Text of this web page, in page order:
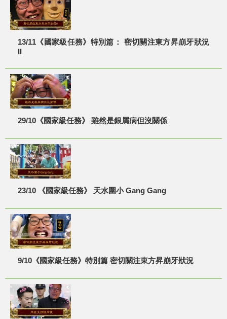
13/11《國家級任務》特別篇： 密切關注東方昇崩牙狀況
II
29/10《國家級任務》 雖然是銀屑病但沒關係
23/10 《國家級任務》 天水圍小 Gang Gang
9/10《國家級任務》特別篇 密切關注東方昇崩牙狀況